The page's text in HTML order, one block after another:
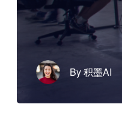
By积墨AI